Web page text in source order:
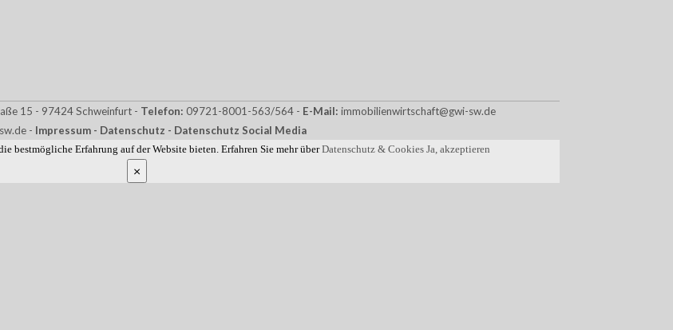
15 - 97424 Schweinfurt - Telefon: 09721-8001-563/564 - E-Mail: immobilienwirtschaft@gwi-sw.de
- Impressum - Datenschutz - Datenschutz Social Media
bestmögliche Erfahrung auf der Website bieten. Erfahren Sie mehr überDatenschutz & Cookies Ja, akzeptieren
×